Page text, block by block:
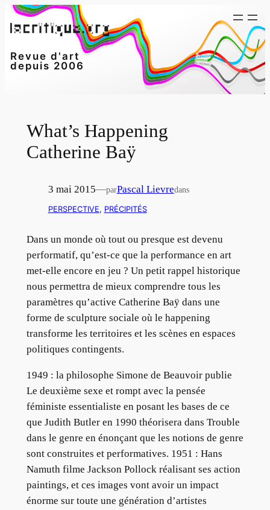
Aller
au
Revue d'art
depuis 2006
What’s Happening
Catherine Baÿ
3 mai 2015—parPascal Lievredans
PERSPECTIVE, PRÉCIPITÉS
Dans un monde où tout ou presque est devenu
performatif, qu’est-ce que la performance en art
met-elle encore en jeu ? Un petit rappel historique
nous permettra de mieux comprendre tous les
paramètres qu’active Catherine Baÿ dans une
forme de sculpture sociale où le happening
transforme les territoires et les scènes en espaces
politiques contingents.
1949 : la philosophe Simone de Beauvoir publie
Le deuxième sexe et rompt avec la pensée
féministe essentialiste en posant les bases de ce
que Judith Butler en 1990 théorisera dans Trouble
dans le genre en énonçant que les notions de genre
sont construites et performatives. 1951 : Hans
Namuth filme Jackson Pollock réalisant ses action
paintings, et ces images vont avoir un impact
énorme sur toute une génération d’artistes